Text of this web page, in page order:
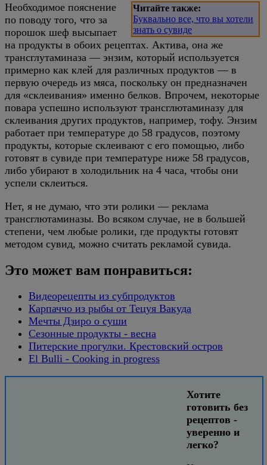
Читайте также:
Буквально все, что вы хотели
знать о сувиде
Необходимое пояснение
по поводу того, что за
порошок шеф высыпает
на продукты в обоих рецептах. Актива, она же
трансглутаминаза — энзим, который используется
примерно как клей для различных продуктов — в
первую очередь из мяса, поскольку он предназначен
для «склеивания» именно белков. Впрочем, некоторые
повара успешно используют трансглютаминазу для
склеивания других продуктов, например, тофу. Энзим
работает при температуре до 58 градусов, поэтому
продукты, которые склеивают с его помощью, либо
готовят в сувиде при температуре ниже 58 градусов,
либо убирают в холодильник на 4 часа, чтобы они
успели склеиться.
Нет, я не думаю, что эти ролики — реклама
трансглютаминазы. Во всяком случае, не в большей
степени, чем любые ролики, где продукты готовят
методом сувид, можно считать рекламой сувида.
Это может вам понравиться:
Видеорецепты из субпродуктов
Карпаччо из рыбы от Тецуя Вакуда
Мечты Дзиро о суши
Сезонные продукты - весна
Питерские прогулки. Крестовский остров
El Bulli - Cooking in progress
Хотите
готовить без
рецептов -
уверенно и
легко?